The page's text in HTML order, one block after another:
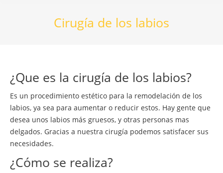
Cirugía de los labios
¿Que es la cirugía de los labios?
Es un procedimiento estético para la remodelación de los
labios, ya sea para aumentar o reducir estos. Hay gente que
desea unos labios más gruesos, y otras personas mas
delgados. Gracias a nuestra cirugía podemos satisfacer sus
necesidades.
¿Cómo se realiza?